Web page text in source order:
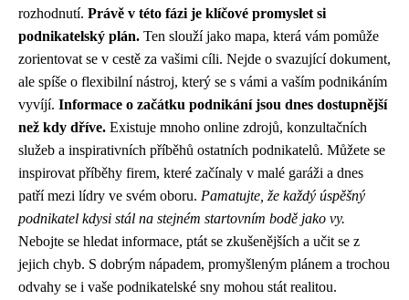
rozhodnutí. Právě v této fázi je klíčové promyslet si
podnikatelský plán. Ten slouží jako mapa, která vám pomůže
zorientovat se v cestě za vašimi cíli. Nejde o svazující dokument,
ale spíše o flexibilní nástroj, který se s vámi a vaším podnikáním
vyvíjí. Informace o začátku podnikání jsou dnes dostupnější
než kdy dříve. Existuje mnoho online zdrojů, konzultačních
služeb a inspirativních příběhů ostatních podnikatelů. Můžete se
inspirovat příběhy firem, které začínaly v malé garáži a dnes
patří mezi lídry ve svém oboru. Pamatujte, že každý úspěšný
podnikatel kdysi stál na stejném startovním bodě jako vy.
Nebojte se hledat informace, ptát se zkušenějších a učit se z
jejich chyb. S dobrým nápadem, promyšleným plánem a trochou
odvahy se i vaše podnikatelské sny mohou stát realitou.